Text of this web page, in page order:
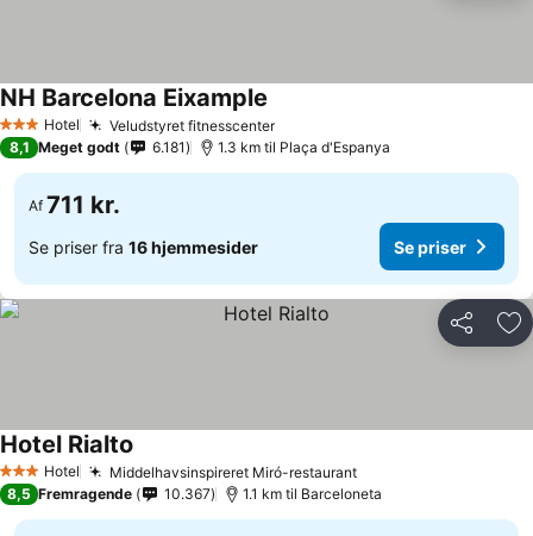
3 StjernerHotel Veludstyret fitnesscenter
NH Barcelona Eixample
8,1 Meget godt 6.181 1.3 km til Plaça d'Espanya
Af 711 kr.
Se priser fra 16 hjemmesider Se priser
Del
3 StjernerHotel Middelhavsinspireret Miró-restaurant
Hotel Rialto
8,5 Fremragende 10.367 1.1 km til Barceloneta